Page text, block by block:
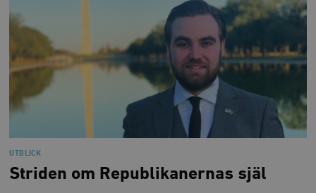
UTBLICK
Striden om Republikanernas själ
wp_woocommerce_session_[abcdef0123456789]
__cf_bm
Cloudflare